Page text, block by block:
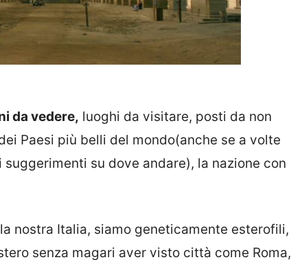
da vedere, luoghi da visitare, posti da non
Paesi più belli del mondo(anche se a volte
su dove andare), la nazione con
nostra Italia, siamo geneticamente esterofili,
senza magari aver visto città come Roma,